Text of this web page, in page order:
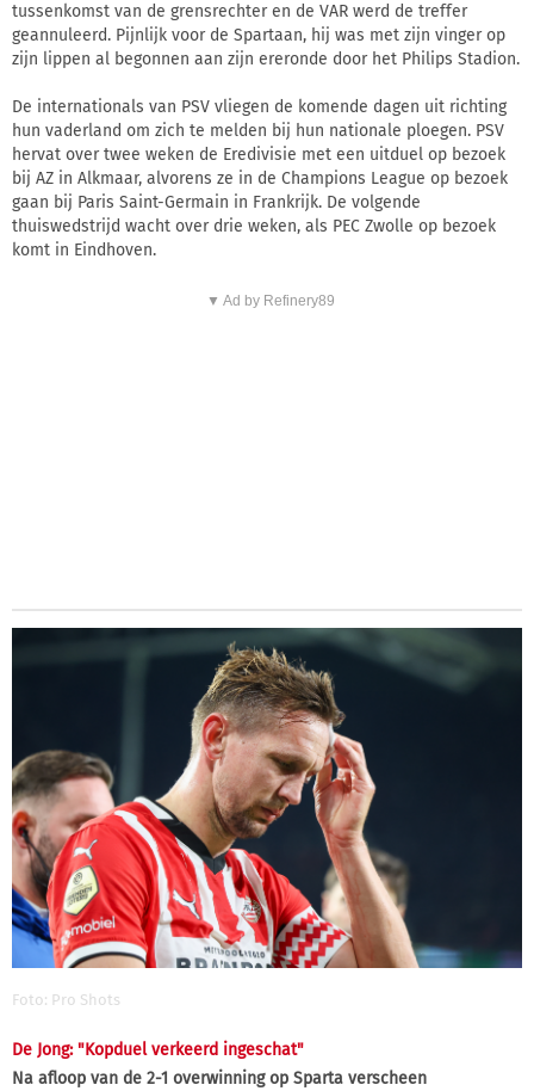
tussenkomst van de grensrechter en de VAR werd de treffer
geannuleerd. Pijnlijk voor de Spartaan, hij was met zijn vinger op
zijn lippen al begonnen aan zijn ereronde door het Philips Stadion.
De internationals van PSV vliegen de komende dagen uit richting
hun vaderland om zich te melden bij hun nationale ploegen. PSV
hervat over twee weken de Eredivisie met een uitduel op bezoek
bij AZ in Alkmaar, alvorens ze in de Champions League op bezoek
gaan bij Paris Saint-Germain in Frankrijk. De volgende
thuiswedstrijd wacht over drie weken, als PEC Zwolle op bezoek
komt in Eindhoven.
▼ Ad by Refinery89
Foto: Pro Shots
De Jong: "Kopduel verkeerd ingeschat"
Na afloop van de 2-1 overwinning op Sparta verscheen